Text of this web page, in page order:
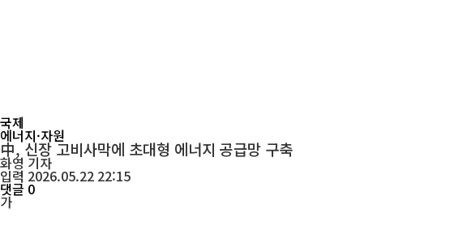
국제
에너지·자원
中, 신장 고비사막에 초대형 에너지 공급망 구축
화영 기자
입력 2026.05.22 22:15
댓글 0
가